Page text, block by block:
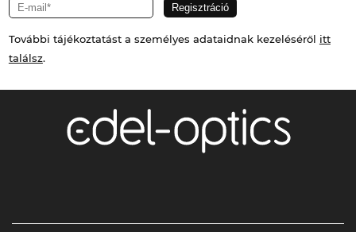
További tájékoztatást a személyes adataidnak kezeléséről itt
találsz.